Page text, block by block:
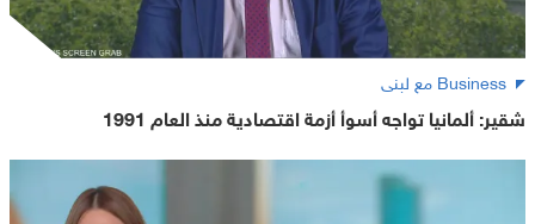
Business مع لبنى
شقير: ألمانيا تواجه أسوأ أزمة اقتصادية منذ العام 1991